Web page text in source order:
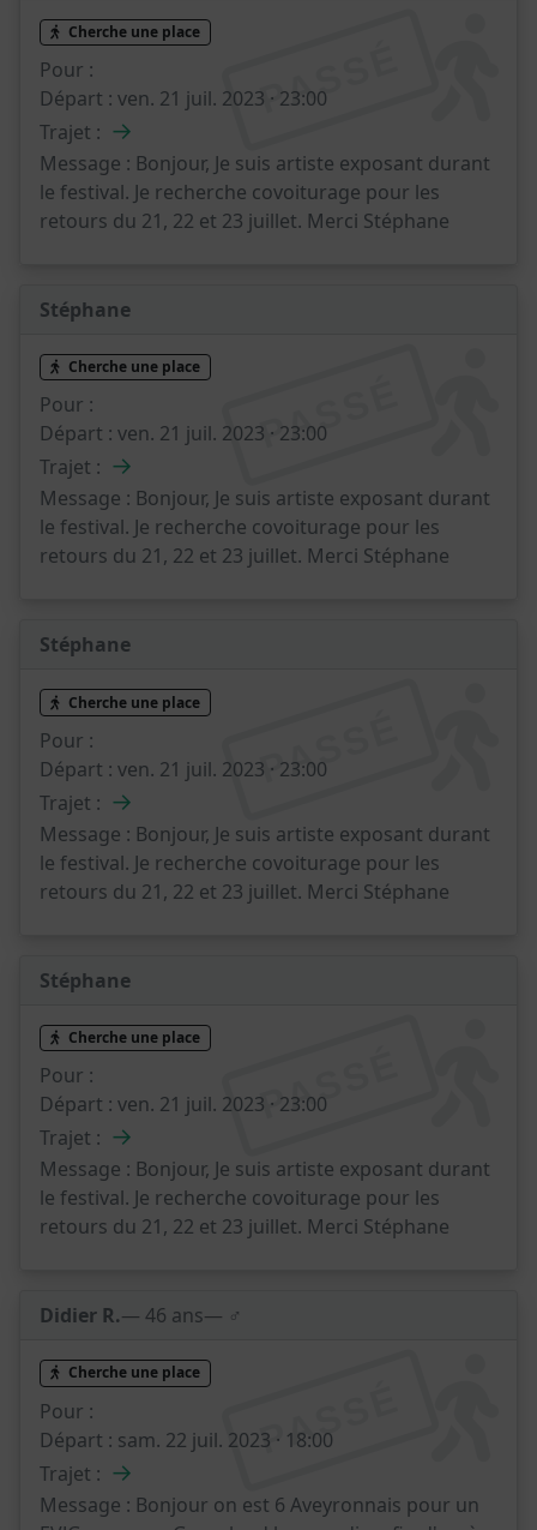
PASSÉ
Cherche une place
Pour :
Départ : ven. 21 juil. 2023 · 23:00
Trajet : →
Message : Bonjour, Je suis artiste exposant durant
le festival. Je recherche covoiturage pour les
retours du 21, 22 et 23 juillet. Merci Stéphane
Stéphane
PASSÉ
Cherche une place
Pour :
Départ : ven. 21 juil. 2023 · 23:00
Trajet : →
Message : Bonjour, Je suis artiste exposant durant
le festival. Je recherche covoiturage pour les
retours du 21, 22 et 23 juillet. Merci Stéphane
Stéphane
PASSÉ
Cherche une place
Pour :
Départ : ven. 21 juil. 2023 · 23:00
Trajet : →
Message : Bonjour, Je suis artiste exposant durant
le festival. Je recherche covoiturage pour les
retours du 21, 22 et 23 juillet. Merci Stéphane
Stéphane
PASSÉ
Cherche une place
Pour :
Départ : ven. 21 juil. 2023 · 23:00
Trajet : →
Message : Bonjour, Je suis artiste exposant durant
le festival. Je recherche covoiturage pour les
retours du 21, 22 et 23 juillet. Merci Stéphane
Didier R.— 46 ans— ♂️
PASSÉ
Cherche une place
Pour :
Départ : sam. 22 juil. 2023 · 18:00
Trajet : →
Message : Bonjour on est 6 Aveyronnais pour un